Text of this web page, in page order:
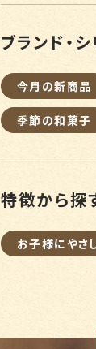
ブランド・
今月の新商品
季節の和菓子
特徴から探
お子様にやさ